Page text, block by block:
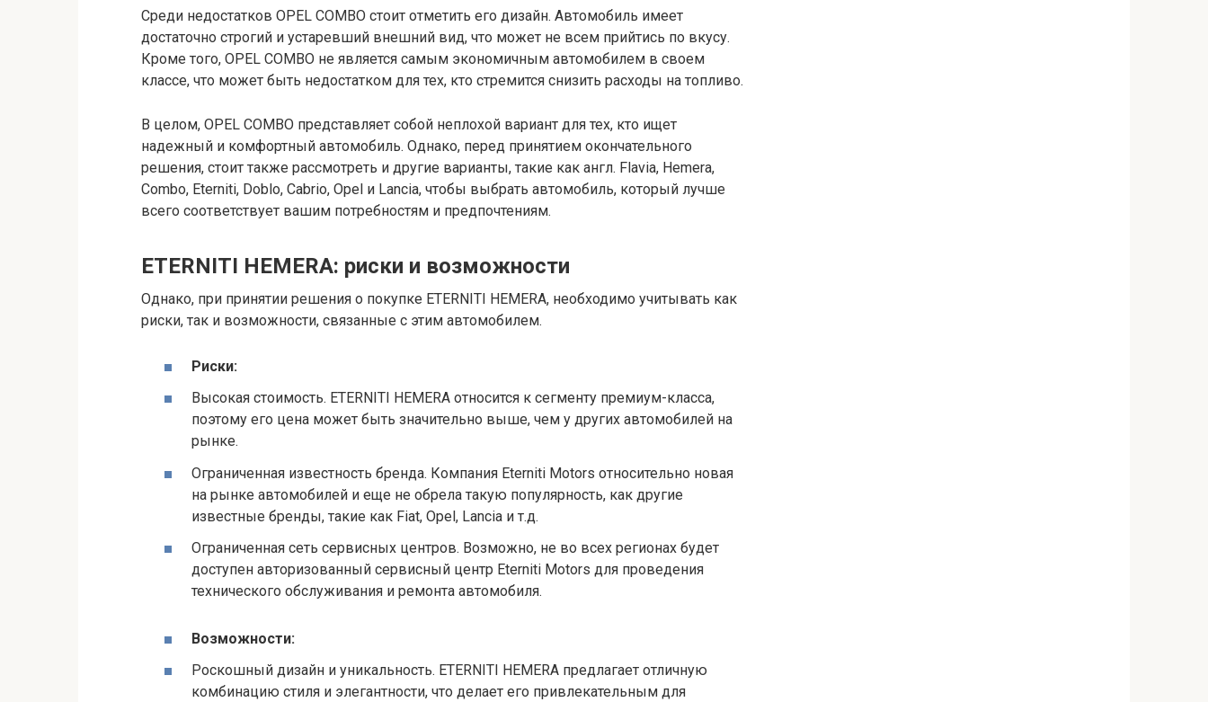
Среди недостатков OPEL COMBO стоит отметить его дизайн. Автомобиль имеет
достаточно строгий и устаревший внешний вид, что может не всем прийтись по вкусу.
Кроме того, OPEL COMBO не является самым экономичным автомобилем в своем
классе, что может быть недостатком для тех, кто стремится снизить расходы на топливо.
В целом, OPEL COMBO представляет собой неплохой вариант для тех, кто ищет
надежный и комфортный автомобиль. Однако, перед принятием окончательного
решения, стоит также рассмотреть и другие варианты, такие как англ. Flavia, Hemera,
Combo, Eterniti, Doblo, Cabrio, Opel и Lancia, чтобы выбрать автомобиль, который лучше
всего соответствует вашим потребностям и предпочтениям.
ETERNITI HEMERA: риски и возможности
Однако, при принятии решения о покупке ETERNITI HEMERA, необходимо учитывать как
риски, так и возможности, связанные с этим автомобилем.
Риски:
Высокая стоимость. ETERNITI HEMERA относится к сегменту премиум-класса,
поэтому его цена может быть значительно выше, чем у других автомобилей на
рынке.
Ограниченная известность бренда. Компания Eterniti Motors относительно новая
на рынке автомобилей и еще не обрела такую популярность, как другие
известные бренды, такие как Fiat, Opel, Lancia и т.д.
Ограниченная сеть сервисных центров. Возможно, не во всех регионах будет
доступен авторизованный сервисный центр Eterniti Motors для проведения
технического обслуживания и ремонта автомобиля.
Возможности:
Роскошный дизайн и уникальность. ETERNITI HEMERA предлагает отличную
комбинацию стиля и элегантности, что делает его привлекательным для